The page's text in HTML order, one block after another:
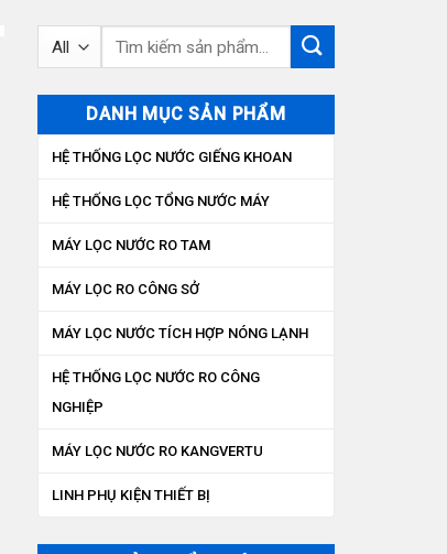
Tìm
DANH MỤC SẢN PHẨM
HỆ THỐNG LỌC NƯỚC GIẾNG KHOAN
HỆ THỐNG LỌC TỔNG NƯỚC MÁY
MÁY LỌC NƯỚC RO TAM
MÁY LỌC RO CÔNG SỞ
MÁY LỌC NƯỚC TÍCH HỢP NÓNG LẠNH
HỆ THỐNG LỌC NƯỚC RO CÔNG
NGHIỆP
MÁY LỌC NƯỚC RO KANGVERTU
LINH PHỤ KIỆN THIẾT BỊ